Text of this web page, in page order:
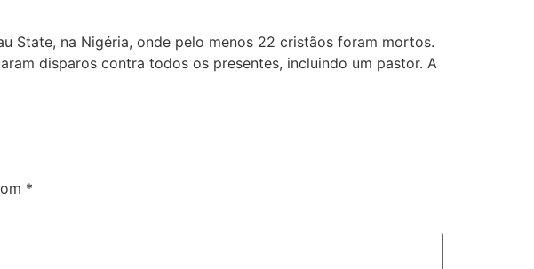
State, na Nigéria, onde pelo menos 22 cristãos foram mortos.
disparos contra todos os presentes, incluindo um pastor. A
*